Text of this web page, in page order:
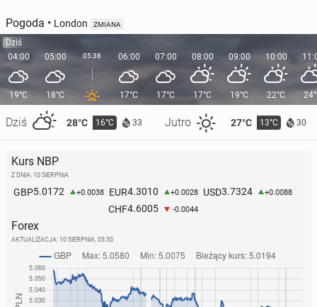
Pogoda • London ZMIANA
Dziś
04:00
19°C
Dziś 28°C 16°C 33 Jutro 27°C 13°C 30
05:00
18°C
05:38 06:00
17°C
07:00
17°C
08:00
17°C
09:00
19°C
10:00
22°C
Kurs NBP
Z DNIA: 10 SIERPNIA
GBP5.0172 +0.0038 EUR4.3010 +0.0028 USD3.7324 +0.0088
CHF4.6005 -0.0044
Forex
AKTUALIZACJA: 10 SIERPNIA, 03:30